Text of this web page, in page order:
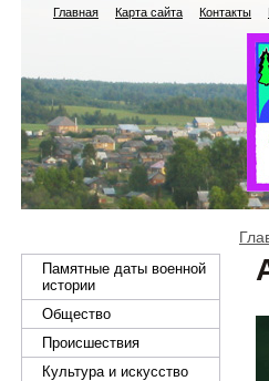
Главная Карта сайта Контакты
Памятные даты военной
истории
Общество
Происшествия
Культура и искусство